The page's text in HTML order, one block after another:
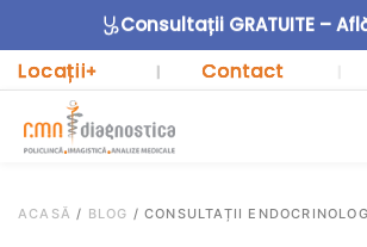
Consultații GRATUITE –
Locații+ | Contact
ACASĂ / BLOG /CONSULTAȚII